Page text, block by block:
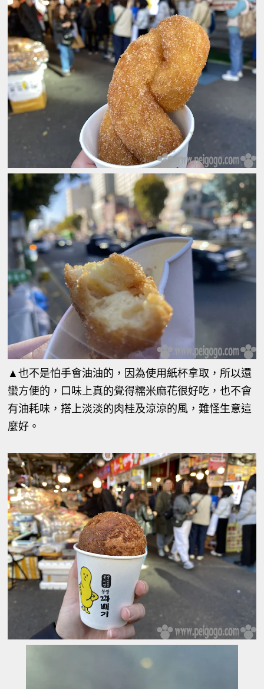
▲也不是怕手會油油的，因為使用紙杯拿取，所以還
蠻方便的，口味上真的覺得糯米麻花很好吃，也不會
有油耗味，搭上淡淡的肉桂及涼涼的風，難怪生意這
麼好。